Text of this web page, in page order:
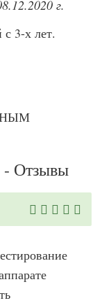
г.
3-х лет.
- Отзывы